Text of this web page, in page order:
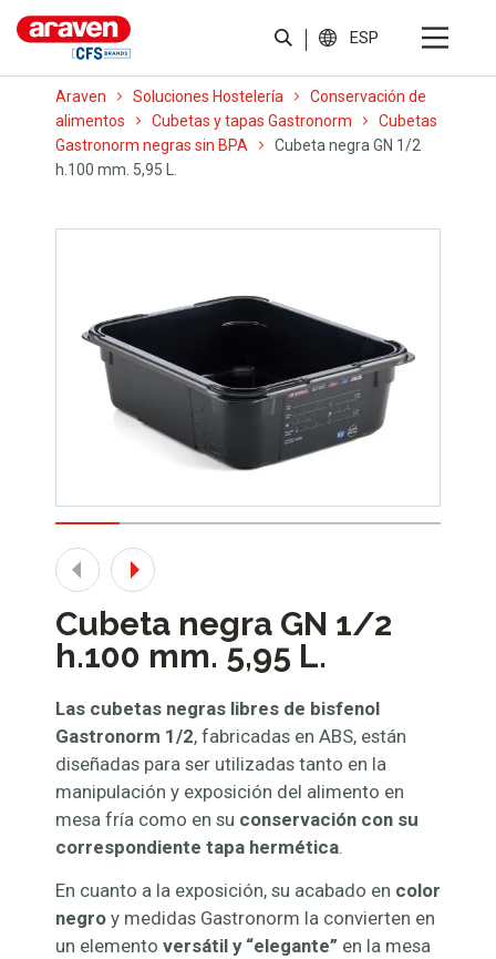
ESP
Araven Soluciones Hostelería
Conservación de
alimentos
Cubetas y tapas Gastronorm
Cubetas
Gastronorm negras sin BPA
Cubeta negra GN 1/2
h.100 mm. 5,95 L.
Cubeta negra GN 1/2
h.100 mm. 5,95 L.
Las cubetas negras libres de bisfenol
Gastronorm 1/2, fabricadas en ABS, están
diseñadas para ser utilizadas tanto en la
manipulación y exposición del alimento en
mesa fría como en su conservación con su
correspondiente tapa hermética.
En cuanto a la exposición, su acabado en color
negro y medidas Gastronorm la convierten en
un elemento versátil y “elegante” en la mesa